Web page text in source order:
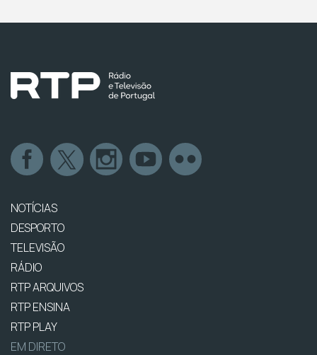
NOTÍCIAS
DESPORTO
TELEVISÃO
RÁDIO
RTP ARQUIVOS
RTP ENSINA
RTP PLAY
EM DIRETO